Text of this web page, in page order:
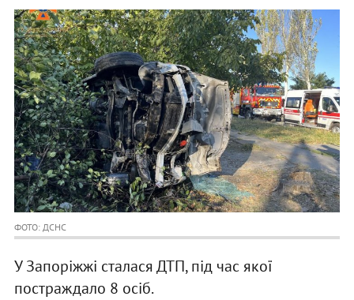
ФОТО: ДСНС
У Запоріжжі сталася ДТП, під час якої
постраждало 8 осіб.